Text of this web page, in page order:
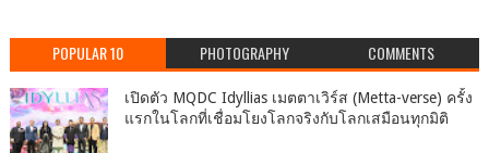
POPULAR 10 PHOTOGRAPHY COMMENTS
เปิดตัว MQDC Idyllias เมตตาเวิร์ส (Metta-verse) ครั้ง
แรกในโลกที่เชื่อมโยงโลกจริงกับโลกเสมือนทุกมิติ